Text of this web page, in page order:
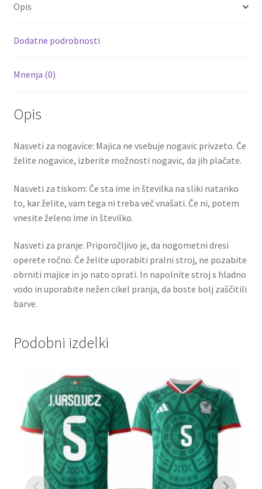
količina
k
Opis
Dodatne podrobnosti
Mnenja (0)
Opis
Nasveti za nogavice: Majica ne vsebuje nogavic privzeto. Če
želite nogavice, izberite možnosti nogavic, da jih plačate.
Nasveti za tiskom: Če sta ime in številka na sliki natanko
to, kar želite, vam tega ni treba več vnašati. Če ni, potem
vnesite želeno ime in številko.
Nasveti za pranje: Priporočljivo je, da nogometni dresi
operete ročno. Če želite uporabiti pralni stroj, ne pozabite
obrniti majice in jo nato oprati. In napolnite stroj s hladno
vodo in uporabite nežen cikel pranja, da boste bolj zaščitili
barve.
Podobni izdelki